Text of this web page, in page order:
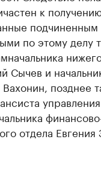
к
подчиненным
по этому делу
Сычев и
позднее
отдела Евгения